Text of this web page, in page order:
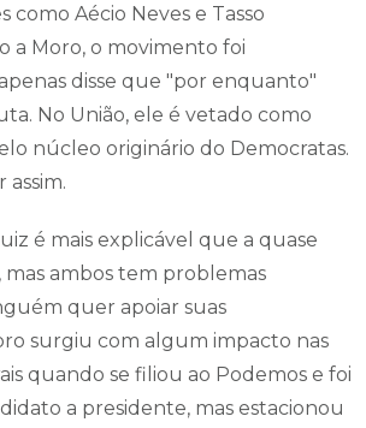
como Aécio Neves e Tasso
a Moro, o movimento foi
disse que "por enquanto"
No União, ele é vetado como
núcleo originário do Democratas.
é mais explicável que a quase
mas ambos tem problemas
quer apoiar suas
surgiu com algum impacto nas
quando se filiou ao Podemos e foi
a presidente, mas estacionou